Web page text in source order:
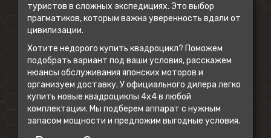
туристов в сложных экспедициях. Это выбор
прагматиков, которым важна уверенность вдали от
цивилизации.
Хотите недорого купить квадроцикл? Поможем
подобрать вариант под ваши условия, расскажем
нюансы обслуживания японских моторов и
организуем доставку. У официального дилера легко
купить новые квадроциклы 4х4в любой
комплектации. Мы подберем аппарат с нужным
запасом мощности и предложим выгодные условия.